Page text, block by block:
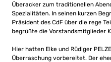
Überacker zum traditionellen
Spezialitäten. In seinen kurzen
Präsident des CdF über die rege
begrüßte die Vorstandsmitglieder
Hier hatten Elke und Rüdiger
Überraschung vorbereitet. Der